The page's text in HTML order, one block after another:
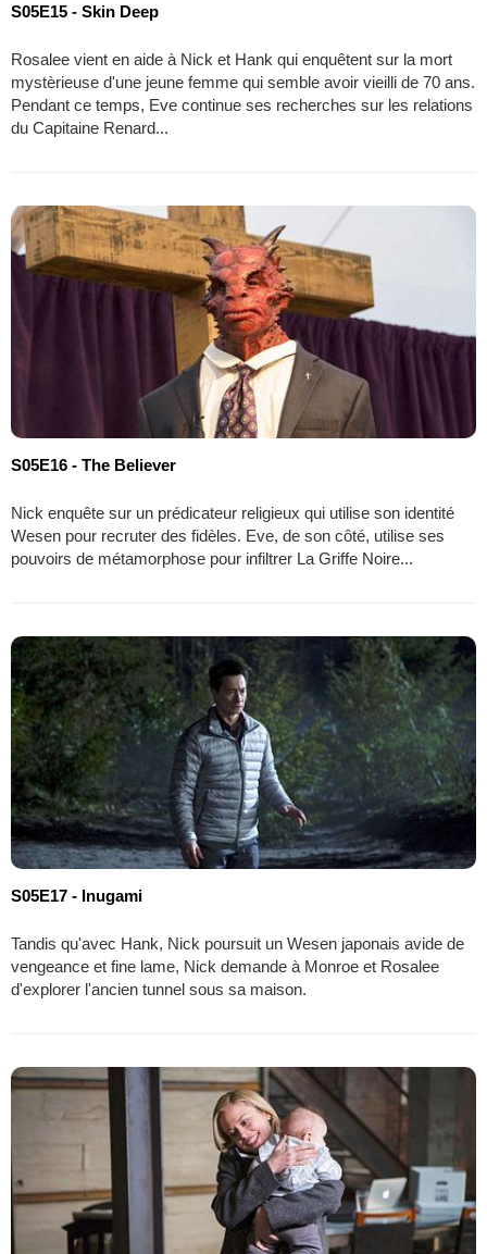
S05E15 - Skin Deep
Rosalee vient en aide à Nick et Hank qui enquêtent sur la mort
mystèrieuse d'une jeune femme qui semble avoir vieilli de 70 ans.
Pendant ce temps, Eve continue ses recherches sur les relations
du Capitaine Renard...
S05E16 - The Believer
Nick enquête sur un prédicateur religieux qui utilise son identité
Wesen pour recruter des fidèles. Eve, de son côté, utilise ses
pouvoirs de métamorphose pour infiltrer La Griffe Noire...
S05E17 - Inugami
Tandis qu'avec Hank, Nick poursuit un Wesen japonais avide de
vengeance et fine lame, Nick demande à Monroe et Rosalee
d'explorer l'ancien tunnel sous sa maison.